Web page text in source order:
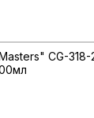
CG-318-